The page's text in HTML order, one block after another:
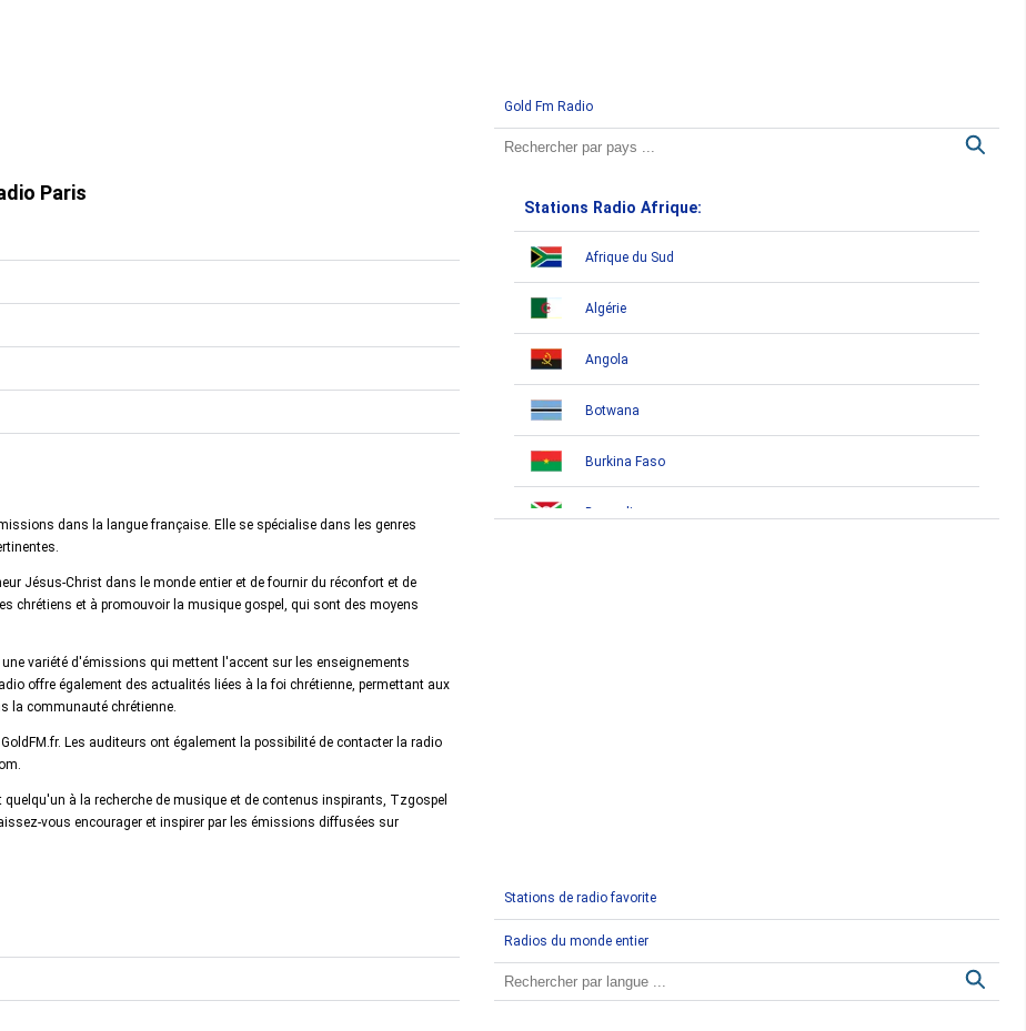
Paris
dans la langue française. Elle se spécialise dans les genres
Jésus-Christ dans le monde entier et de fournir du réconfort et de
chrétiens et à promouvoir la musique gospel, qui sont des moyens
variété d'émissions qui mettent l'accent sur les enseignements
offre également des actualités liées à la foi chrétienne, permettant aux
la communauté chrétienne.
Les auditeurs ont également la possibilité de contacter la radio
à la recherche de musique et de contenus inspirants, Tzgospel
vous encourager et inspirer par les émissions diffusées sur
Gold Fm Radio
Stations Radio Afrique:
Afrique du Sud
Algérie
Angola
Botwana
Burkina Faso
Burundi
Egypte
Stations de radio favorite
Radios du monde entier